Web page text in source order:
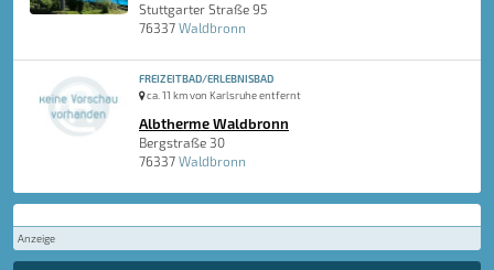
Stuttgarter Straße 95
76337 Waldbronn
FREIZEITBAD/ERLEBNISBAD
ca. 11 km von Karlsruhe entfernt
Albtherme Waldbronn
Bergstraße 30
76337 Waldbronn
Anzeige